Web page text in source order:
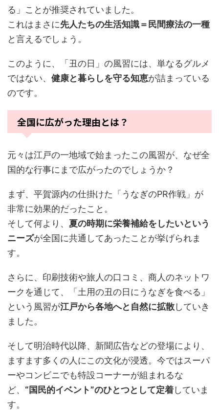
る」ことが推奨されていました。
これはまさに先人たちの生活知識＝民間療法の一種
と言えるでしょう。
このように、「丑の日」の風習には、単なるグルメ
ではない、 健康と暮らしを守る知恵が詰まっている
のです。
全国に広がった理由とは？
元々は江戸の一地域で始まったこの風習が、なぜ全
国的な行事にまで広がったのでしょうか？
まず、平賀源内の仕掛けた「うなぎのPR作戦」が
非常に効果的だったこと。
そして何より、 夏の時期に栄養補給をしたいという
ニーズが全国に共通してあったことが挙げられま
す。
さらに、印刷技術や旅人の口コミ、商人のネットワ
ークを通じて、「土用の丑の日にうなぎを食べる」
という風習が江戸から各地へと自然に拡散していき
ました。
そして明治時代以降、新聞広告などの登場により、
ますます多くの人にこの文化が浸透。今ではスーパ
ーやコンビニでも特設コーナーが組まれるな
ど、 “国民的イベント”のひとつとして定着していま
す。